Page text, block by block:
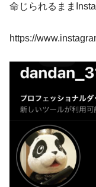
命じられるまま
https://